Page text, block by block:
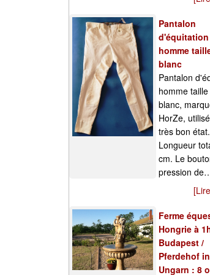
Pantalon
d'équitation
homme
blanc
Pantalon
homme
blanc,
HorZe,
très bon état.
Longueur
cm. Le
pression
Ferme
Hongrie à
Budapest /
Pferdehof in
Ungarn : 8